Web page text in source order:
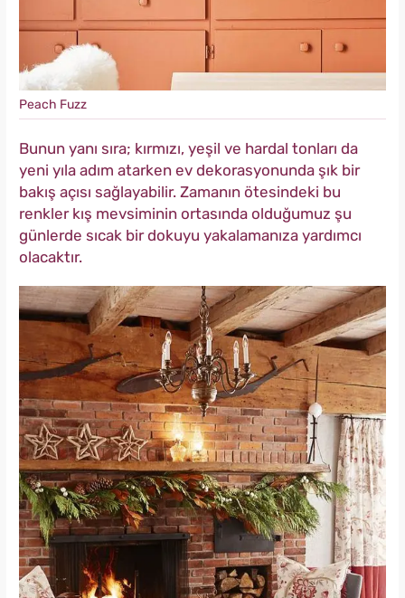
Peach Fuzz
Bunun yanı sıra; kırmızı, yeşil ve hardal tonları da
yeni yıla adım atarken ev dekorasyonunda şık bir
bakış açısı sağlayabilir. Zamanın ötesindeki bu
renkler kış mevsiminin ortasında olduğumuz şu
günlerde sıcak bir dokuyu yakalamanıza yardımcı
olacaktır.